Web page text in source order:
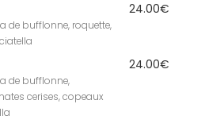
de bufflonne, roquette,
24.00€
de bufflonne,
cerises, copeaux
24.00€